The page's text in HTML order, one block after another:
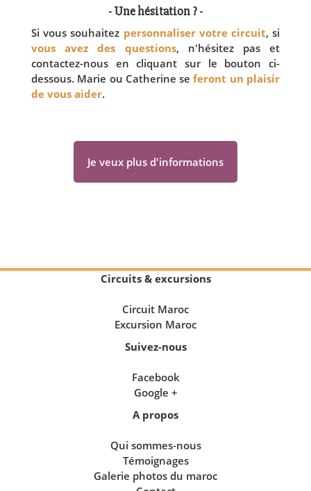
- Une hésitation ? -
Si vous souhaitez personnaliser votre circuit, si
vous avez des questions, n'hésitez pas et
contactez-nous en cliquant sur le bouton ci-
dessous. Marie ou Catherine seferont un plaisir
de vous aider.
Je veux plus d'informations
Circuits & excursions
Circuit Maroc
Excursion Maroc
Suivez-nous
Facebook
Google +
A propos
Qui sommes-nous
Témoignages
Galerie photos du maroc